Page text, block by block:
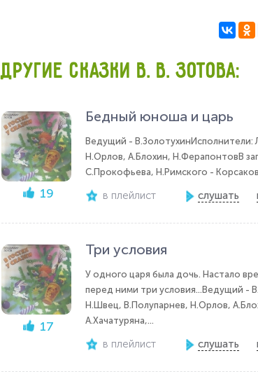
ДРУГИЕ СКАЗКИ В. В. ЗОТОВА:
19
Бедный юноша и царь
Ведущий - В.ЗолотухинИсполнители:
Н.Орлов, А.Блохин, Н.ФерапонтовВ
С.Прокофьева, Н.Римского -
в плейлист слушать
17
Три условия
У одного царя была дочь. Настало
перед ними три условия...Ведущий -
Н.Швец, В.Полупарнев, Н.Орлов,
А.Хачатуряна,...
в плейлист слушать